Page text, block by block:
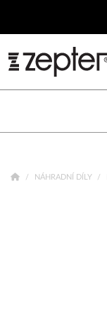
NÁHRADNÍ DÍLY